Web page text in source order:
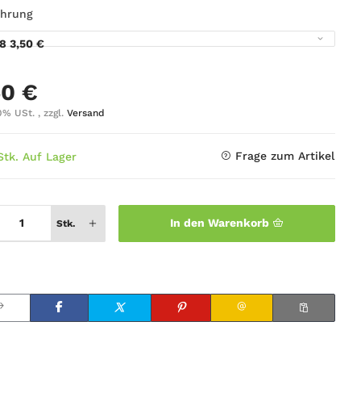
3,50 €
€
USt. , zzgl. Versand
Auf Lager Frage zum Artikel
Stk. In den Warenkorb